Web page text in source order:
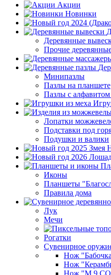
Акции
Новинки
Деревянные
Прочие
Минипазлы
Пазлы на планшете
Пазлы с
Лопатки
Подставки под
Подушки и валики
Иконы
Планшеты
Правила дома
Лук
Мечи
Рогатки
Сувенирное
Нож
Нож
Нож "М 9